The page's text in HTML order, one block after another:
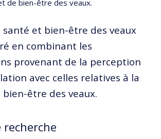
de bien-être des veaux.
santé et bien-être des veaux
en combinant les
provenant de la perception
avec celles relatives à la
être des veaux.
recherche